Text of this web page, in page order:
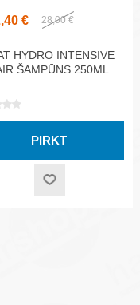
€ 28,00 €
HYDRO INTENSIVE
ŠAMPŪNS 250ML